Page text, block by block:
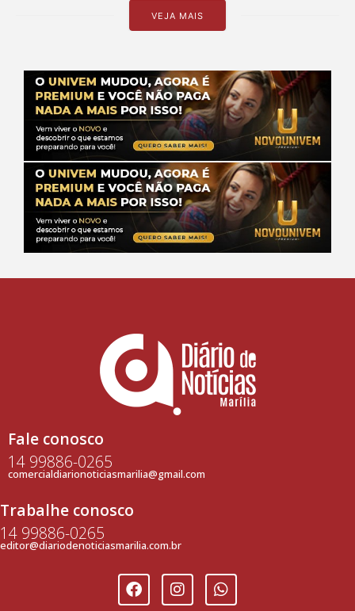
VEJA MAIS
Fale conosco
14 99886-0265
comercialdiarionoticiasmarilia@gmail.com
Trabalhe conosco
14 99886-0265
editor@diariodenoticiasmarilia.com.br